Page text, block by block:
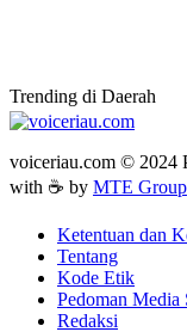
Trending di Daerah
voiceriau.com ©
with ☕ by MTE Group
Ketentuan dan
Tentang
Kode Etik
Pedoman Media
Redaksi